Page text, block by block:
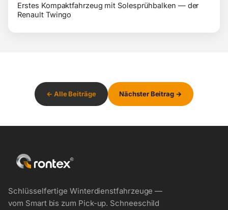
Erstes Kompaktfahrzeug mit Solesprühbalken — der
Renault Twingo
← Alle Beiträge Nächster Beitrag →
Schlüsselfertige Winterdienstfahrzeuge —
vom Smart bis zum Pick-up. Schneeschild